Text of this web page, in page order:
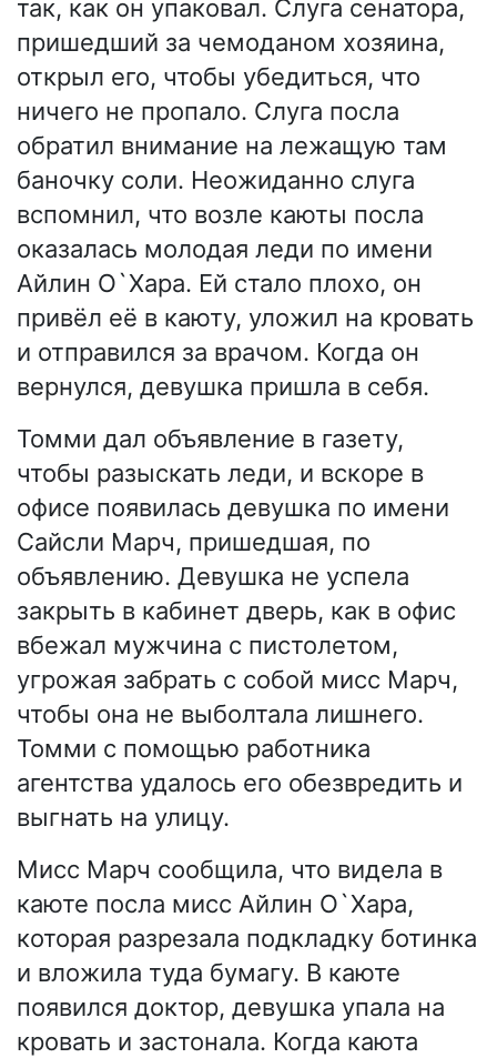
так, как он упаковал. Слуга сенатора,
пришедший за чемоданом хозяина,
открыл его, чтобы убедиться, что
ничего не пропало. Слуга посла
обратил внимание на лежащую там
баночку соли. Неожиданно слуга
вспомнил, что возле каюты посла
оказалась молодая леди по имени
Айлин О`Хара. Ей стало плохо, он
привёл её в каюту, уложил на кровать
и отправился за врачом. Когда он
вернулся, девушка пришла в себя.
Томми дал объявление в газету,
чтобы разыскать леди, и вскоре в
офисе появилась девушка по имени
Сайсли Марч, пришедшая, по
объявлению. Девушка не успела
закрыть в кабинет дверь, как в офис
вбежал мужчина с пистолетом,
угрожая забрать с собой мисс Марч,
чтобы она не выболтала лишнего.
Томми с помощью работника
агентства удалось его обезвредить и
выгнать на улицу.
Мисс Марч сообщила, что видела в
каюте посла мисс Айлин О`Хара,
которая разрезала подкладку ботинка
и вложила туда бумагу. В каюте
появился доктор, девушка упала на
кровать и застонала. Когда каюта